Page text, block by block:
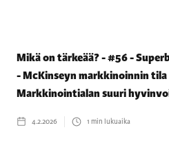
Mikä on tärkeää? - #56 -
- McKinseyn markkinoinnin
Markkinointialan suuri
4.2.2026 1 min lukuaika